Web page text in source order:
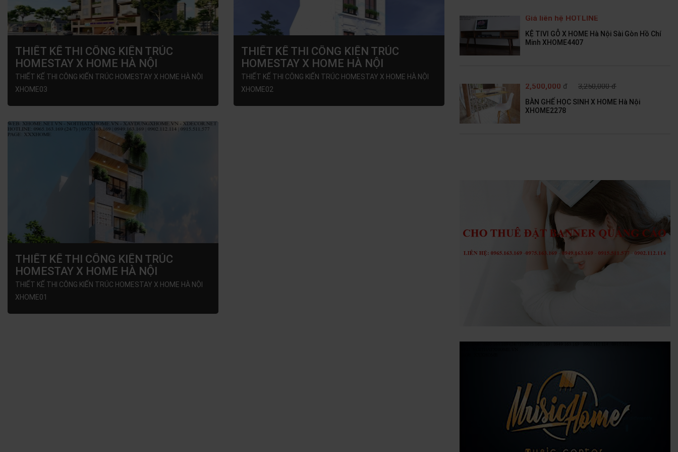
THIẾT KẾ THI CÔNG KIẾN TRÚC
HOMESTAY X HOME HÀ NỘI
XHOME03
THIẾT KẾ THI CÔNG KIẾN TRÚC HOMESTAY X HOME HÀ NỘI
XHOME03
THIẾT KẾ THI CÔNG KIẾN TRÚC
HOMESTAY X HOME HÀ NỘI
XHOME02
THIẾT KẾ THI CÔNG KIẾN TRÚC HOMESTAY X HOME HÀ NỘI
XHOME02
THIẾT KẾ THI CÔNG KIẾN TRÚC
HOMESTAY X HOME HÀ NỘI
XHOME01
THIẾT KẾ THI CÔNG KIẾN TRÚC HOMESTAY X HOME HÀ NỘI
XHOME01
Giá liên hệ HOTLINE
KỆ TIVI GỖ X HOME Hà Nội Sài Gòn Hồ Chí
Minh XHOME4407
2,500,000 đ 3,250,000 đ
BÀN GHẾ HỌC SINH X HOME Hà Nội
XHOME2278